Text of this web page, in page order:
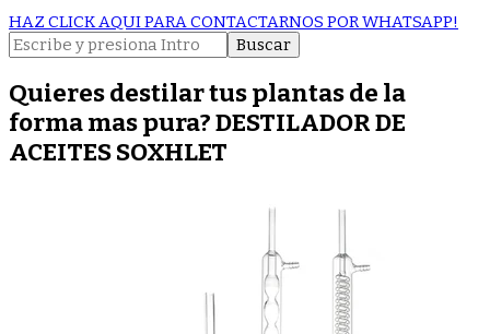
HAZ CLICK AQUI PARA CONTACTARNOS POR WHATSAPP!
Buscar:
Quieres destilar tus plantas de la
forma mas pura? DESTILADOR DE
ACEITES SOXHLET